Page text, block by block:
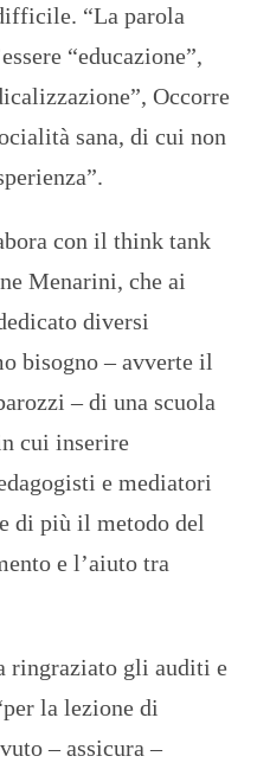
“La parola
“educazione”,
Occorre
sana, di cui non
con il think tank
Menarini, che ai
diversi
bisogno – avverte il
– di una scuola
cui inserire
e mediatori
di più il metodo del
e l’aiuto tra
ringraziato gli auditi e
la lezione di
– assicura –